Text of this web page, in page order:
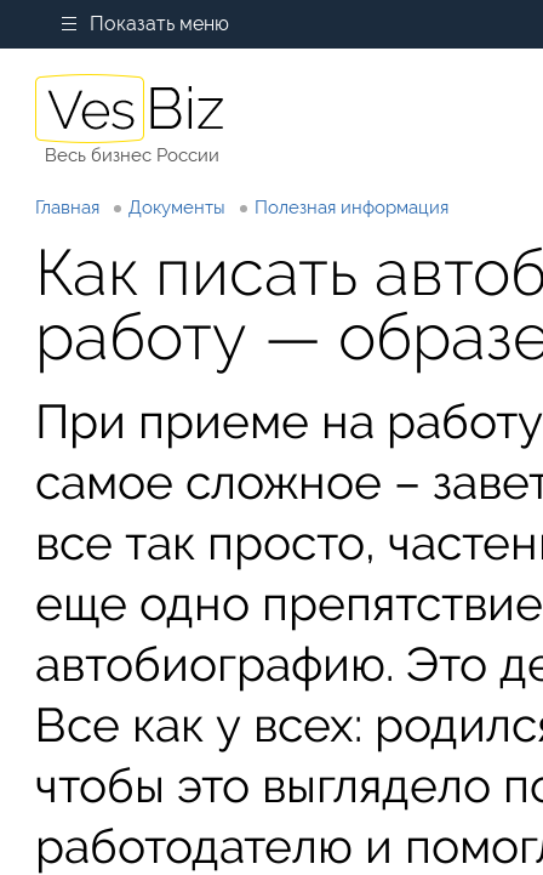
Показать меню
Весь бизнес России
Главная Документы Полезная информация
Как писать
работу —
При приеме на
самое сложное –
все так просто,
еще одно
автобиографию. Это
Все как у всех:
чтобы это выглядело
работодателю и